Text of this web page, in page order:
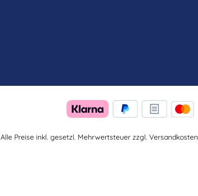
Alle Preise inkl. gesetzl. Mehrwertsteuer zzgl. Versandkosten